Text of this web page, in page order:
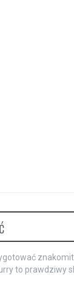
to prawdziwy